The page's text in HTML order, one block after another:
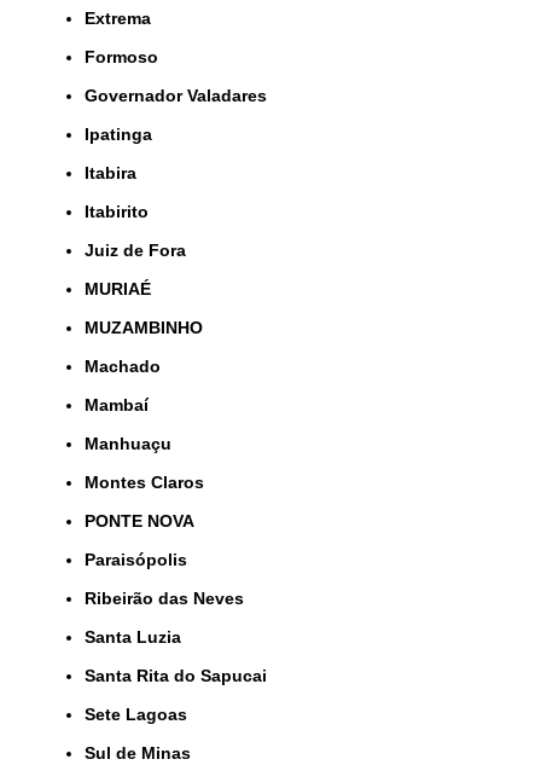
Extrema
Formoso
Governador Valadares
Ipatinga
Itabira
Itabirito
Juiz de Fora
MURIAÉ
MUZAMBINHO
Machado
Mambaí
Manhuaçu
Montes Claros
PONTE NOVA
Paraisópolis
Ribeirão das Neves
Santa Luzia
Santa Rita do Sapucai
Sete Lagoas
Sul de Minas